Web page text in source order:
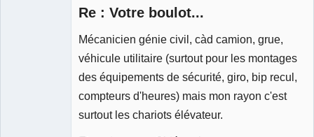
Re : Votre boulot...
Mécanicien génie civil, càd camion, grue,
véhicule utilitaire (surtout pour les montages
des équipements de sécurité, giro, bip recul,
compteurs d'heures) mais mon rayon c'est
surtout les chariots élévateur.